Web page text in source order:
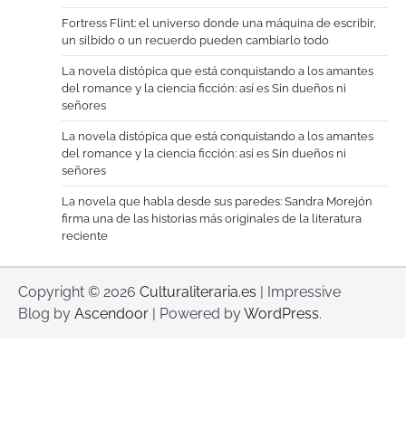
Fortress Flint: el universo donde una máquina de escribir,
un silbido o un recuerdo pueden cambiarlo todo
La novela distópica que está conquistando a los amantes
del romance y la ciencia ficción: así es Sin dueños ni
señores
La novela distópica que está conquistando a los amantes
del romance y la ciencia ficción: así es Sin dueños ni
señores
La novela que habla desde sus paredes: Sandra Morejón
firma una de las historias más originales de la literatura
reciente
Copyright © 2026 Culturaliteraria.es | Impressive
Blog by Ascendoor | Powered byWordPress.